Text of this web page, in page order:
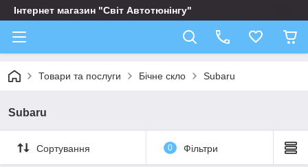
Інтернет магазин "Світ Автотюнінгу"
Товари та послуги Бічне скло Subaru
Subaru
Сортування 0 Фільтри